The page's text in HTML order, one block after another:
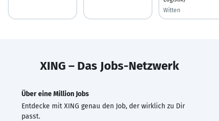
Witten
XING – Das Jobs-Netzwerk
Über eine Million Jobs
Entdecke mit XING genau den Job, der wirklich zu Dir
passt.